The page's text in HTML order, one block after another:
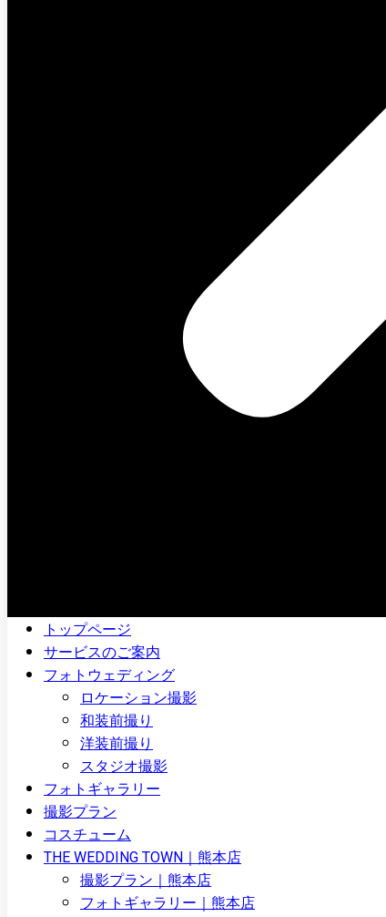
トップページ
サービスのご案内
フォトウェディング
ロケーション撮影
和装前撮り
洋装前撮り
スタジオ撮影
フォトギャラリー
撮影プラン
コスチューム
THE WEDDING TOWN｜熊本店
撮影プラン｜熊本店
フォトギャラリー｜熊本店